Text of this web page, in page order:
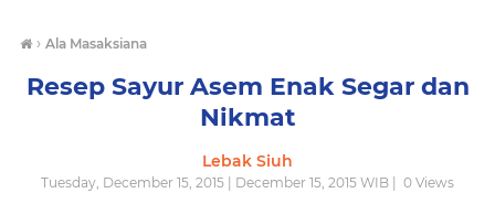
› Ala Masaksiana
Resep Sayur Asem Enak Segar dan
Nikmat
Lebak Siuh
Tuesday, December 15, 2015 | December 15, 2015 WIB | 0 Views